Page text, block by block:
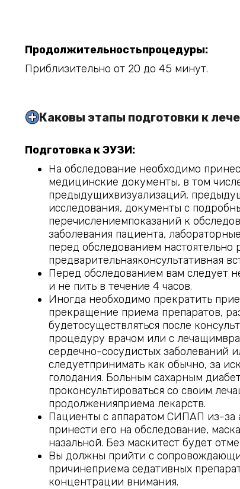
Продолжительностьпроцедуры:
Приблизительно от 20 до 45 минут.
Каковы этапы подготовки к
Подготовка к ЭУЗИ:
На обследование необходимо
медицинские документы, в том
предыдущихвизуализаций,
исследования, документы с
перечислениемпоказаний к
заболевания пациента,
перед обследованием настоятельно
предварительнаяконсультативная
Перед обследованием вам следует
и не пить в течение 4 часов.
Иногда необходимо прекратить
прекращение приема препаратов,
будетосуществляться после
процедуру врачом или с
сердечно-сосудистых заболеваний
следуетпринимать как обычно, за
голодания. Больным сахарным
проконсультироваться со своим
продолженияприема лекарств.
Пациенты с аппаратом СИПАП из-за
принести его на обследование,
назальной. Без маскитест будет
Вы должны прийти с
причинеприема седативных
концентрации внимания.